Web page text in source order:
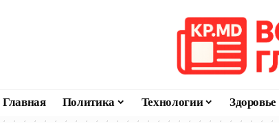
Главная Политика Технологии Здоровье